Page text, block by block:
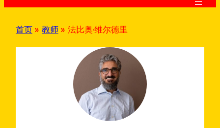
h
首页»教师»法比奥·维尔德里